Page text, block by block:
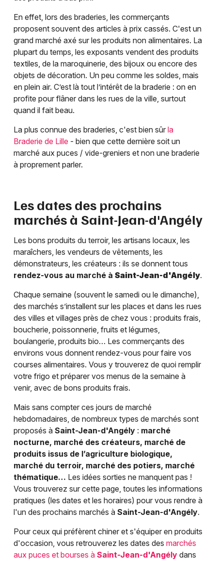
En effet, lors des braderies, les commerçants
proposent souvent des articles à prix cassés. C'est un
grand marché axé sur les produits non alimentaires. La
plupart du temps, les exposants vendent des produits
textiles, de la maroquinerie, des bijoux ou encore des
objets de décoration. Un peu comme les soldes, mais
en plein air. C’est là tout l’intérêt de la braderie : on en
profite pour flâner dans les rues de la ville, surtout
quand il fait beau.
La plus connue des braderies, c'est bien sûr la
Braderie de Lille - bien que cette dernière soit un
marché aux puces / vide-greniers et non une braderie
à proprement parler.
Les dates des prochains
marchés à Saint-Jean-d'Angély
Les bons produits du terroir, les artisans locaux, les
maraîchers, les vendeurs de vêtements, les
démonstrateurs, les créateurs : ils se donnent tous
rendez-vous au marché à Saint-Jean-d'Angély.
Chaque semaine (souvent le samedi ou le dimanche),
des marchés s’installent sur les places et dans les rues
des villes et villages près de chez vous : produits frais,
boucherie, poissonnerie, fruits et légumes,
boulangerie, produits bio… Les commerçants des
environs vous donnent rendez-vous pour faire vos
courses alimentaires. Vous y trouverez de quoi remplir
votre frigo et préparer vos menus de la semaine à
venir, avec de bons produits frais.
Mais sans compter ces jours de marché
hebdomadaires, de nombreux types de marchés sont
proposés à Saint-Jean-d'Angély : marché
nocturne, marché des créateurs, marché de
produits issus de l’agriculture biologique,
marché du terroir, marché des potiers, marché
thématique… Les idées sorties ne manquent pas !
Vous trouverez sur cette page, toutes les informations
pratiques (les dates et les horaires) pour vous rendre à
l'un des prochains marchés à Saint-Jean-d'Angély.
Pour ceux qui préfèrent chiner et s'équiper en produits
d'occasion, vous retrouverez les dates des marchés
aux puces et bourses à Saint-Jean-d'Angély dans